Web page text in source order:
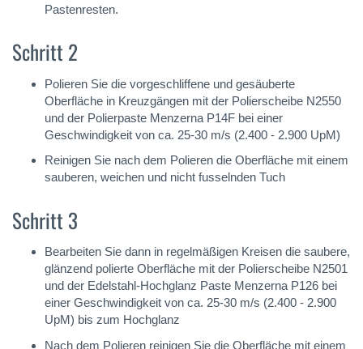
Pastenresten.
Schritt 2
Polieren Sie die vorgeschliffene und gesäuberte
Oberfläche in Kreuzgängen mit der Polierscheibe N2550
und der Polierpaste Menzerna P14F bei einer
Geschwindigkeit von ca. 25-30 m/s (2.400 - 2.900 UpM)
Reinigen Sie nach dem Polieren die Oberfläche mit einem
sauberen, weichen und nicht fusselnden Tuch
Schritt 3
Bearbeiten Sie dann in regelmäßigen Kreisen die saubere,
glänzend polierte Oberfläche mit der Polierscheibe N2501
und der Edelstahl-Hochglanz Paste Menzerna P126 bei
einer Geschwindigkeit von ca. 25-30 m/s (2.400 - 2.900
UpM) bis zum Hochglanz
Nach dem Polieren reinigen Sie die Oberfläche mit einem